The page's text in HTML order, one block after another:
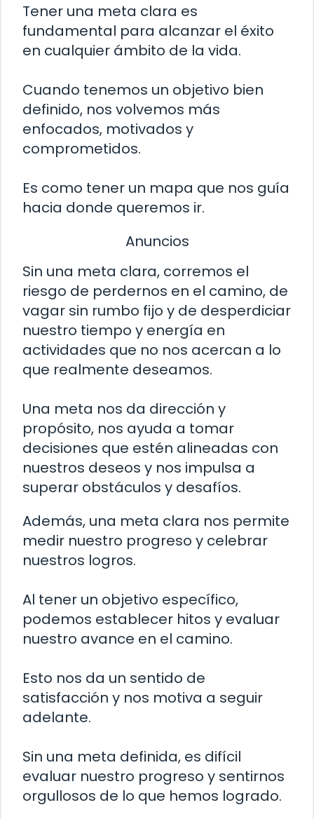
Tener una meta clara es
fundamental para alcanzar el éxito
en cualquier ámbito de la vida.
Cuando tenemos un objetivo bien
definido, nos volvemos más
enfocados, motivados y
comprometidos.
Es como tener un mapa que nos guía
hacia donde queremos ir.
Anuncios
Sin una meta clara, corremos el
riesgo de perdernos en el camino, de
vagar sin rumbo fijo y de desperdiciar
nuestro tiempo y energía en
actividades que no nos acercan a lo
que realmente deseamos.
Una meta nos da dirección y
propósito, nos ayuda a tomar
decisiones que estén alineadas con
nuestros deseos y nos impulsa a
superar obstáculos y desafíos.
Además, una meta clara nos permite
medir nuestro progreso y celebrar
nuestros logros.
Al tener un objetivo específico,
podemos establecer hitos y evaluar
nuestro avance en el camino.
Esto nos da un sentido de
satisfacción y nos motiva a seguir
adelante.
Sin una meta definida, es difícil
evaluar nuestro progreso y sentirnos
orgullosos de lo que hemos logrado.